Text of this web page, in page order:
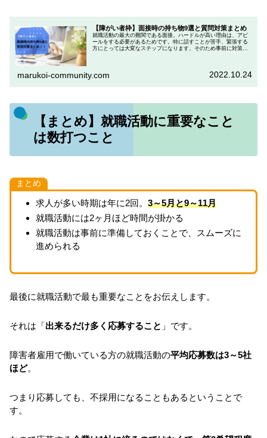
【障がい者枠】面接時の持ち物9選と質問対策まとめ
就職活動の最大の難関である面接。ハードルが高い理由は、アピ
ールをする必要があるためです。特に話すことが苦手、緊張する
方にとっては大変なステップになります。そのため事前に対策を
marukoi-community.com 2022.10.24
【まとめ】就職活動に重要なこと
は数打つこと
まとめ
求人が多い時期は年に2回。 3～5月と9～11月
就職活動には2ヶ月ほど時間が掛かる
就職活動は事前に準備しておくことで、スムーズに
進められる
最後に就職活動で最も重要なことをお伝えします。
それは「出来るだけ多く応募すること 」です。
障害者雇用で働いている方の就職活動の平均応募数は3～5社
ほど。
つまり応募しても、不採用になることもあるということで
す。